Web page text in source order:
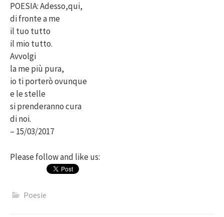
POESIA: Adesso,qui,
di fronte a me
il tuo tutto
il mio tutto.
Avvolgi
la me più pura,
io ti porterò ovunque
e le stelle
si prenderanno cura
di noi.
– 15/03/2017
Please follow and like us:
Poesie